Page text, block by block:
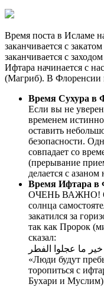
Время поста в Исламе
заканчивается с
заканчивается с
Ифтара начинается с
(Магриб). В Флоренсии
Время Сухура в
Если вы не
временем
оставить
безопасности.
совпадает со
(прерывание
делается с
Время Ифтара в
ОЧЕНЬ ВАЖНО!
солнца
закатился за
так как Пророк
сказал:
ما عجلوا الفطر
«Люди будут
торопиться с
Бухари и